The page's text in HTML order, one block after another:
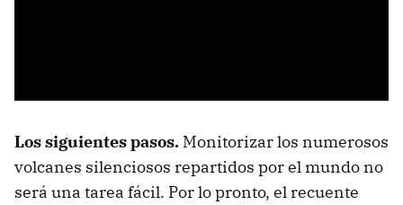
Los siguientes pasos. Monitorizar los numerosos
volcanes silenciosos repartidos por el mundo no
será una tarea fácil. Por lo pronto, el recuente